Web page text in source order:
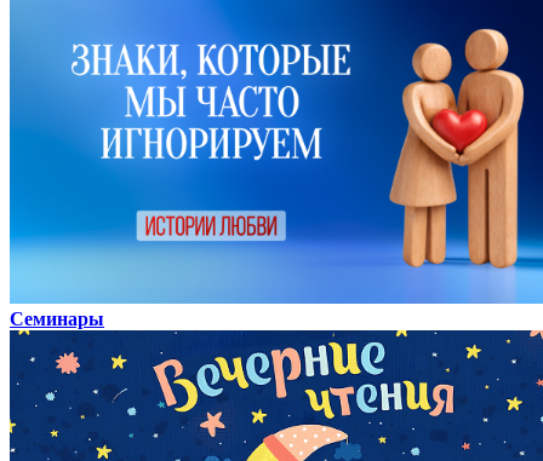
Семинары